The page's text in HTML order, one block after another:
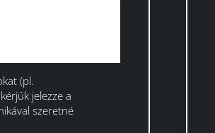
(pl.
jelezze a
szeretné